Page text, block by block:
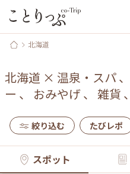
北海道
北海道 × 温泉・スパ、
ー 、 おみやげ 、 雑貨 、
絞り込む たびレポ
スポット